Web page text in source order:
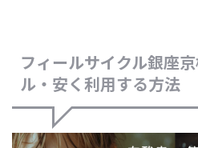
フィールサイクル銀座
ル・安く利用する方法